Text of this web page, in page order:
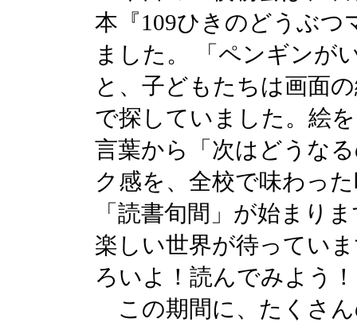
本『109ひきのどうぶつ
ました。 「ペンギンが
と、子どもたちは画面
で探していました。絵
言葉から「次はどうな
ク感を、全校で味わっ
「読書旬間」が始まり
楽しい世界が待ってい
ろいよ！読んでみよう
この期間に、たくさ